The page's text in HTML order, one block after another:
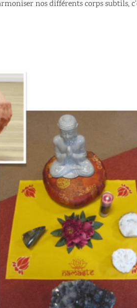
nos différents corps subtils,